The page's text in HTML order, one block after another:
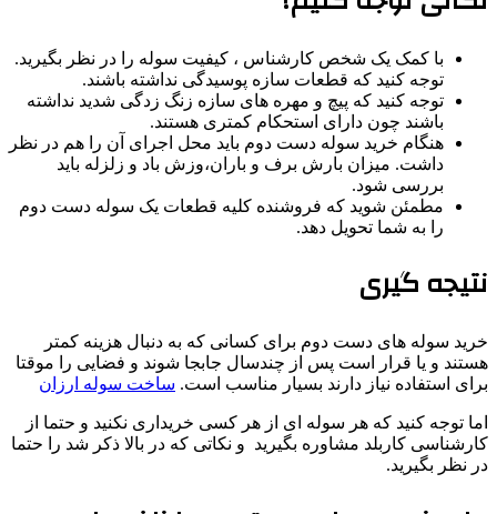
با کمک یک شخص کارشناس ، کیفیت سوله را در نظر بگیرید.
توجه کنید که قطعات سازه پوسیدگی نداشته باشند.
توجه کنید که پیچ و مهره های سازه زنگ زدگی شدید نداشته
باشند چون دارای استحکام کمتری هستند.
هنگام خرید سوله دست دوم باید محل اجرای آن را هم در نظر
داشت. میزان بارش برف و باران،وزش باد و زلزله باید
بررسی شود.
مطمئن شوید که فروشنده کلیه قطعات یک سوله دست دوم
را به شما تحویل دهد.
نتیجه گیری
خرید سوله های دست دوم برای کسانی که به دنبال هزینه کمتر
هستند و یا قرار است پس از چندسال جابجا شوند و فضایی را موقتا
برای استفاده نیاز دارند بسیار مناسب است. ساخت سوله ارزان
اما توجه کنید که هر سوله ای از هر کسی خریداری نکنید و حتما از
کارشناسی کاربلد مشاوره بگیرید و نکاتی که در بالا ذکر شد را حتما
در نظر بگیرید.